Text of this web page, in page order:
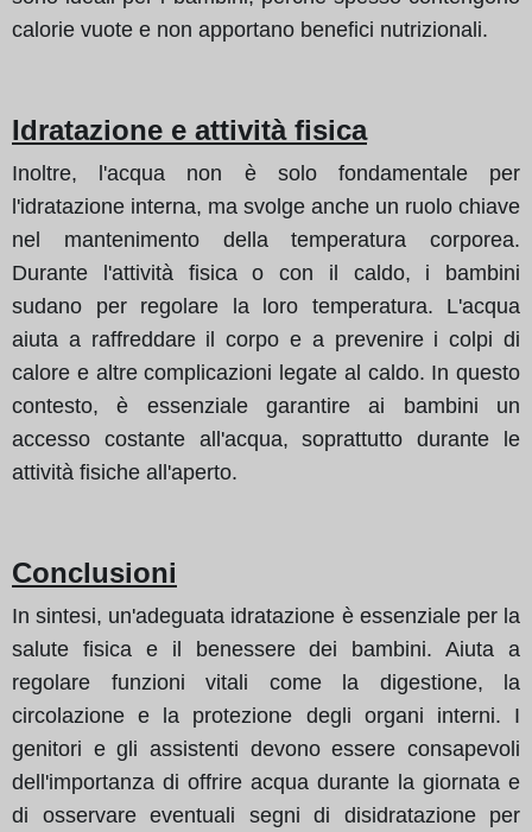
calorie vuote e non apportano benefici nutrizionali.
Idratazione e attività fisica
Inoltre, l'acqua non è solo fondamentale per
l'idratazione interna, ma svolge anche un ruolo chiave
nel mantenimento della temperatura corporea.
Durante l'attività fisica o con il caldo, i bambini
sudano per regolare la loro temperatura. L'acqua
aiuta a raffreddare il corpo e a prevenire i colpi di
calore e altre complicazioni legate al caldo. In questo
contesto, è essenziale garantire ai bambini un
accesso costante all'acqua, soprattutto durante le
attività fisiche all'aperto.
Conclusioni
In sintesi, un'adeguata idratazione è essenziale per la
salute fisica e il benessere dei bambini. Aiuta a
regolare funzioni vitali come la digestione, la
circolazione e la protezione degli organi interni. I
genitori e gli assistenti devono essere consapevoli
dell'importanza di offrire acqua durante la giornata e
di osservare eventuali segni di disidratazione per